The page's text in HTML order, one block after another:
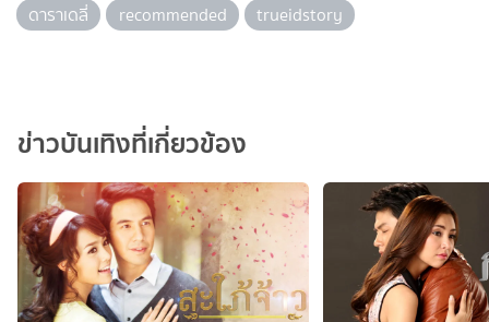
ดาราเดลี่
recommended trueidstory
ข่าวบันเทิงที่เกี่ยวข้อง